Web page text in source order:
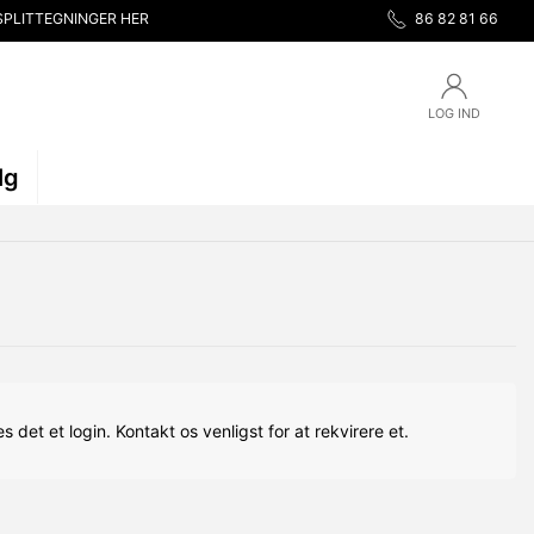
HER 86 82 81 66
LOG IND
det et login. Kontakt os venligst for at rekvirere et.